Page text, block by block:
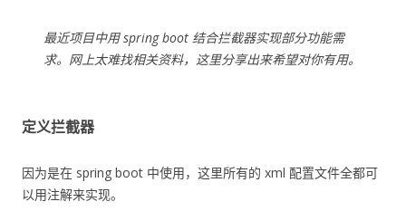
最近项目中用 spring boot 结合拦截器实现部分功能需
求。网上太难找相关资料，这里分享出来希望对你有用。
定义拦截器
因为是在 spring boot 中使用，这里所有的 xml 配置文件全都可
以用注解来实现。